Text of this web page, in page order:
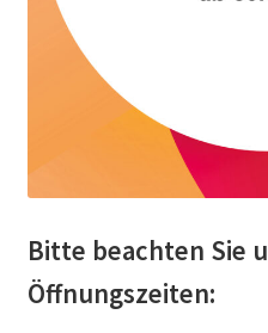
Bitte beachten Sie
Öffnungszeiten: